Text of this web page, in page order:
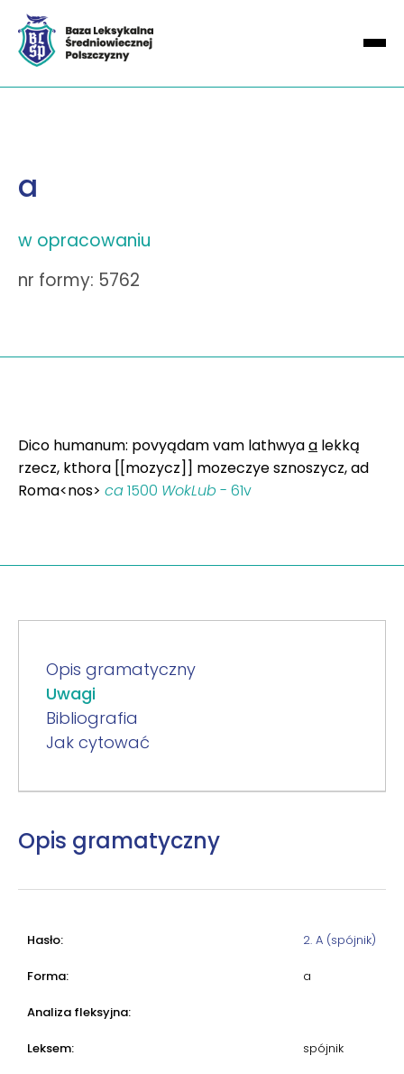
a
w opracowaniu
nr formy: 5762
Dico humanum: povyądam vam lathwyaa lekką
rzecz, kthora [[mozycz]] mozeczye sznoszycz, ad
Roma<nos> ca1500 WokLub - 61v
Opis gramatyczny
Uwagi
Bibliografia
Jak cytować
Opis gramatyczny
Hasło: 2. A (spójnik)
Forma: a
Analiza fleksyjna:
Leksem: spójnik